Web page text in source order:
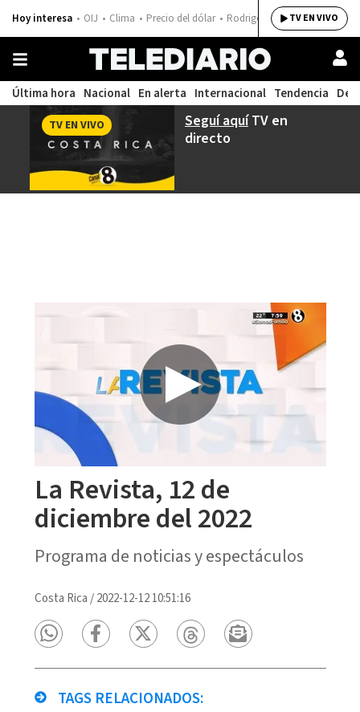
Hoy interesa OIJ Clima Precio del dólar Rodrigo ChavesTV EN VIVO
Última hora Nacional En alerta Internacional Tendencia
Seguí aquíTV en
directo
TV EN VIVO
La Revista, 12 de
diciembre del 2022
Programa de noticias y espectáculos
Costa Rica /2022-12-12 10:51:16
TAGS RELACIONADOS: